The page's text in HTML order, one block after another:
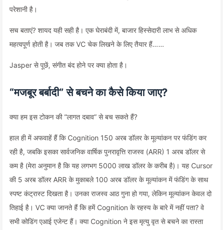
परेशानी है।
सच बताएं? शायद यही सही है। एक घेराबंदी में, बाजार हिस्सेदारी लाभ से अधिक
महत्वपूर्ण होती है। जब तक VC चेक लिखने के लिए तैयार हैं……
Jasper से पूछें, संगीत बंद होने पर क्या होता है।
“मजबूर बर्बादी” से बचने का कैसे किया जाए?
क्या हम इस टोकन की “लागत दबाव” से बच सकते हैं?
हाल ही में अफवाहें हैं कि Cognition 150 अरब डॉलर के मूल्यांकन पर फंडिंग कर
रही है, जबकि इसका सार्वजनिक वार्षिक पुनरावृत्ति राजस्व (ARR) 1 अरब डॉलर से
कम है (मेरा अनुमान है कि यह लगभग 5000 लाख डॉलर के करीब है)। यह Cursor
की 5 अरब डॉलर ARR के मुकाबले 100 अरब डॉलर के मूल्यांकन में फंडिंग के साथ
स्पष्ट कंट्रास्ट दिखता है। उनका राजस्व आठ गुना हो गया, लेकिन मूल्यांकन केवल दो
तिहाई है। VC क्या जानते हैं कि हमें Cognition के रहस्य के बारे में नहीं पता? वे
सभी कोडिंग एआई एजेन्ट हैं। क्या Cognition ने इस मृत्यु वृत से बचने का रास्ता